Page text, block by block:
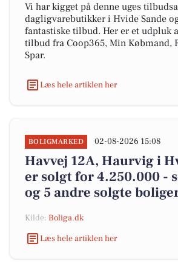
Vi har kigget på denne uges
dagligvarebutikker i Hvide Sande
fantastiske tilbud. Her er et udpluk
tilbud fra Coop365, Min Købmand,
Spar.
Læs hele artiklen her
BOLIGMARKED 02-08-2026 15:08
Havvej 12A, Haurvig i
er solgt for 4.250.000 -
og 5 andre solgte
Kilde: Boliga.dk
Læs hele artiklen her